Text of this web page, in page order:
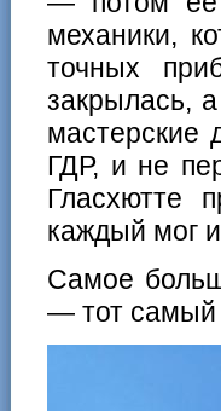
механики,
точных
закрылась,
мастерские
ГДР, и не
Гласхютте
каждый мог
Самое
— тот самый